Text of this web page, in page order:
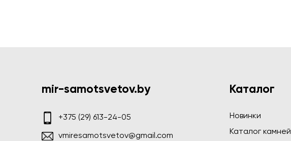
mir-samotsvetov.by
+375 (29) 613-24-05
vmiresamotsvetov@gmail.com
Каталог
Новинки
Каталог камней